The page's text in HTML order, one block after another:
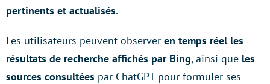
pertinents et actualisés.
Les utilisateurs peuvent observer en temps réel les
résultats de recherche affichés par Bing, ainsi que les
sources consultées par ChatGPT pour formuler ses